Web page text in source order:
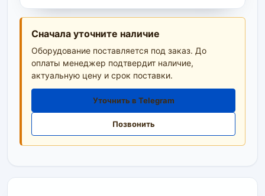
Сначала уточните наличие
Оборудование поставляется под заказ. До
оплаты менеджер подтвердит наличие,
актуальную цену и срок поставки.
Уточнить в Telegram
Позвонить